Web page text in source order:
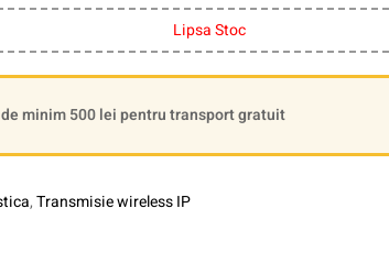
Lipsa Stoc
minim 500 lei pentru transport gratuit
,Transmisie wireless IP